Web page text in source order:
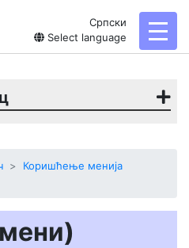
Српски
Select language
Коришћење менија
мени)